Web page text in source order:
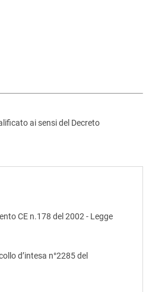
ai sensi del Decreto
CE n.178 del 2002 - Legge
d’intesa n°2285 del